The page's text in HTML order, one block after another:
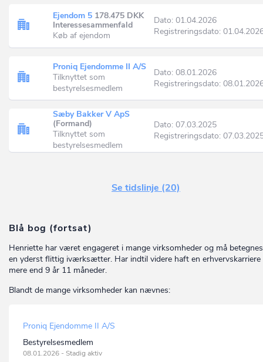
Ejendom 5 178.475 DKK
Interessesammenfald
Køb af ejendom
Dato: 01.04.2026
Registreringsdato:
Proniq Ejendomme II A/S
Tilknyttet som
bestyrelsesmedlem
Dato: 08.01.2026
Registreringsdato:
Sæby Bakker V ApS
(Formand)
Tilknyttet som
bestyrelsesmedlem
Dato: 07.03.2025
Registreringsdato:
Se tidslinje (20)
Blå bog (fortsat)
Henriette har været engageret i mange virksomheder og må
en yderst flittig iværksætter. Har indtil videre haft en erhvervskarriere
mere end 9 år 11 måneder.
Blandt de mange virksomheder kan nævnes:
Proniq Ejendomme II A/S
Bestyrelsesmedlem
08.01.2026 - Stadig aktiv